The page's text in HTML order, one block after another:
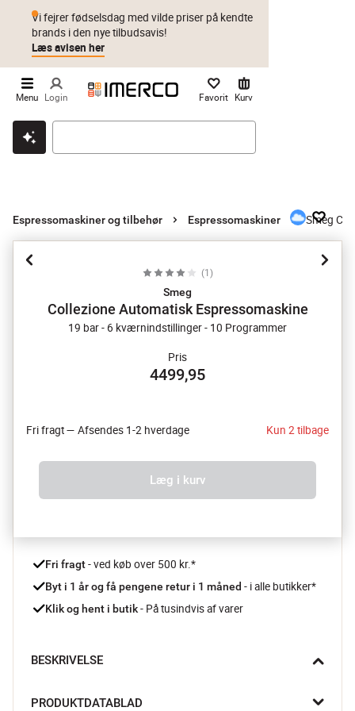
Klik & hent Byt i 1 år Prismatch
Vi fejrer fødselsdag med vilde priser på kendte
brands i den nye tilbudsavis!
Læs avisen her
Menu Login Favorit Kurv
Espressomaskiner og tilbehør Espressomaskiner Smeg
(1 )
Smeg
Collezione Automatisk Espressomaskine
19 bar - 6 kværnindstillinger - 10 Programmer
Pris
4499,95
Fri fragt — Afsendes 1-2 hverdage Kun 2 tilbage
Læg i kurv
Fri fragt - ved køb over 500 kr.*
Byt i 1 år og få pengene retur i 1 måned - i alle butikker*
Klik og hent i butik - På tusindvis af varer
BESKRIVELSE
Automatisk Espressomaskinen fra Smeg er du sikker på at få
PRODUKTDATABLAD